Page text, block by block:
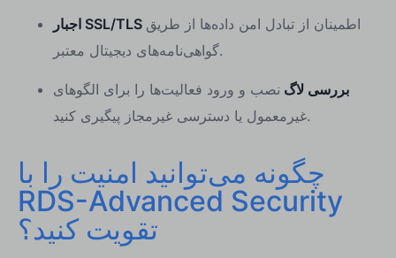
اجبار SSL/TLS اطمینان از تبادل امن داده‌ها از طریق
گواهی‌نامه‌های دیجیتال معتبر.
بررسی لاگ نصب و ورود فعالیت‌ها را برای الگوهای
غیرمعمول یا دسترسی غیرمجاز پیگیری کنید.
چگونه می‌توانید امنیت را با
RDS-Advanced Security
تقویت کنید؟